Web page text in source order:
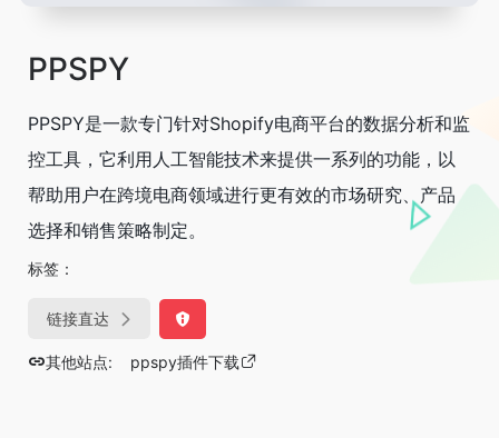
PPSPY
PPSPY是一款专门针对Shopify电商平台的数据分析和监
控工具，它利用人工智能技术来提供一系列的功能，以
帮助用户在跨境电商领域进行更有效的市场研究、产品
选择和销售策略制定。
标签：
链接直达
其他站点: ppspy插件下载